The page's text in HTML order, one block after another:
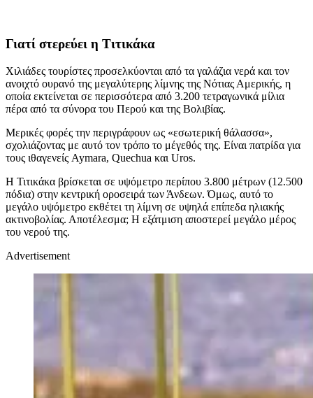
Γιατί στερεύει η Τιτικάκα
Χιλιάδες τουρίστες προσελκύονται από τα γαλάζια νερά και τον
ανοιχτό ουρανό της μεγαλύτερης λίμνης της Νότιας Αμερικής, η
οποία εκτείνεται σε περισσότερα από 3.200 τετραγωνικά μίλια
πέρα από τα σύνορα του Περού και της Βολιβίας.
Μερικές φορές την περιγράφουν ως «εσωτερική θάλασσα»,
σχολιάζοντας με αυτό τον τρόπο το μέγεθός της. Είναι πατρίδα για
τους ιθαγενείς Aymara, Quechua και Uros.
Η Τιτικάκα βρίσκεται σε υψόμετρο περίπου 3.800 μέτρων (12.500
πόδια) στην κεντρική οροσειρά των Άνδεων. Όμως, αυτό το
μεγάλο υψόμετρο εκθέτει τη λίμνη σε υψηλά επίπεδα ηλιακής
ακτινοβολίας. Αποτέλεσμα; H εξάτμιση αποστερεί μεγάλο μέρος
του νερού της.
Advertisement